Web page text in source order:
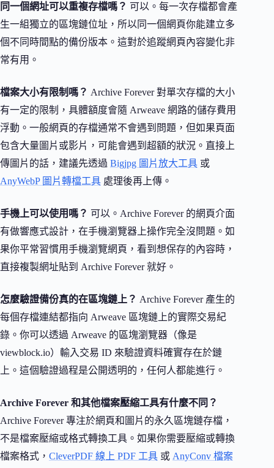
同一個網址可以重複存檔嗎？ 可以。每一次存檔都會產
生一組獨立的區塊鏈位址，所以同一個網頁你能建立多
個不同時間點的備份版本。這對於追蹤網頁內容變化非
常有用。
檔案大小有限制嗎？ Archive Forever 對單次存檔的大小
有一定的限制，具體額度會隨 Arweave 網路的儲存費用
浮動。一般網頁的存檔通常不會遇到問題，但如果頁面
包含大量圖片或影片，可能會遇到超額的狀況。直接上
傳圖片的話，建議先透過 Bigjpg 圖片放大工具 或
AnyWebP 圖片轉檔工具 處理後再上傳。
手機上可以使用嗎？ 可以。Archive Forever 的網頁介面
有做響應式設計，在手機瀏覽器上操作完全沒問題。如
果你平常習慣用手機瀏覽網頁，看到想保存的內容時，
直接複製網址貼到 Archive Forever 就好。
怎麼驗證備份真的在區塊鏈上？ Archive Forever 產生的
每個存檔連結都指向 Arweave 區塊鏈上的實際交易紀
錄。你可以透過 Arweave 的區塊瀏覽器（像是
viewblock.io）輸入交易 ID 來驗證資料確實存在於鏈
上。這個驗證過程是公開透明的，任何人都能進行。
Archive Forever 和其他檔案壓縮工具有什麼不同？
Archive Forever 專注於網頁和圖片的永久區塊鏈存檔，
不是檔案壓縮或格式轉換工具。如果你需要壓縮或轉換
檔案格式， CleverPDF 線上 PDF 工具 或 AnyConv 檔案